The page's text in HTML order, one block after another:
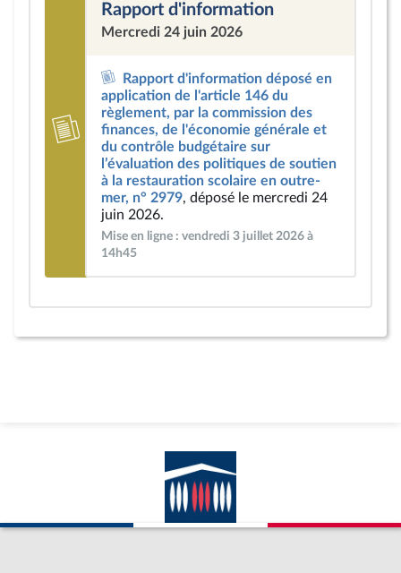
Rapport d'information
Mercredi 24 juin 2026
Rapport d'information déposé en
application de l'article 146 du
règlement, par la commission des
finances, de l'économie générale et
du contrôle budgétaire sur
l’évaluation des politiques de soutien
à la restauration scolaire en outre-
mer, n° 2979, déposé le mercredi 24
juin 2026.
Mise en ligne : vendredi 3 juillet 2026 à
14h45